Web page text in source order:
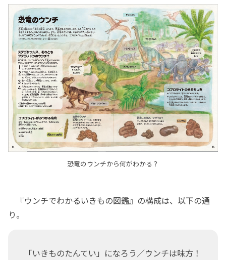
恐竜のウンチから何がわかる？
『ウンチでわかるいきもの図鑑』の構成は、以下の通
り。
「いきものたんてい」になろう／ウンチは味方！